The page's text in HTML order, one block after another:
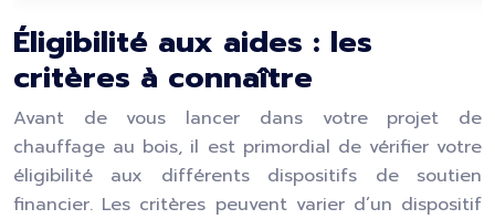
Éligibilité aux aides : les
critères à connaître
Avant de vous lancer dans votre projet de
chauffage au bois, il est primordial de vérifier votre
éligibilité aux différents dispositifs de soutien
financier. Les critères peuvent varier d’un dispositif